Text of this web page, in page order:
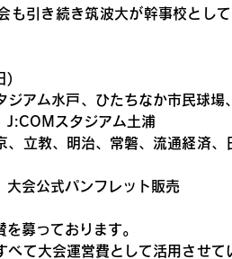
も引き続き筑波大が幹事校とし
)
ジアム水戸、ひたちなか市民球
J:COMスタジアム土浦
、立教、明治、常磐、流通経済
大会公式パンフレット販売
募っております。
べて大会運営費として活用させ